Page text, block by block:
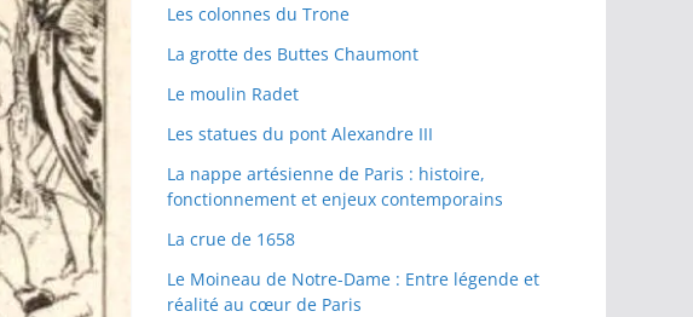
Les colonnes du Trone
La grotte des Buttes Chaumont
Le moulin Radet
Les statues du pont Alexandre III
La nappe artésienne de Paris : histoire,
fonctionnement et enjeux contemporains
La crue de 1658
Le Moineau de Notre-Dame : Entre légende et
réalité au cœur de Paris